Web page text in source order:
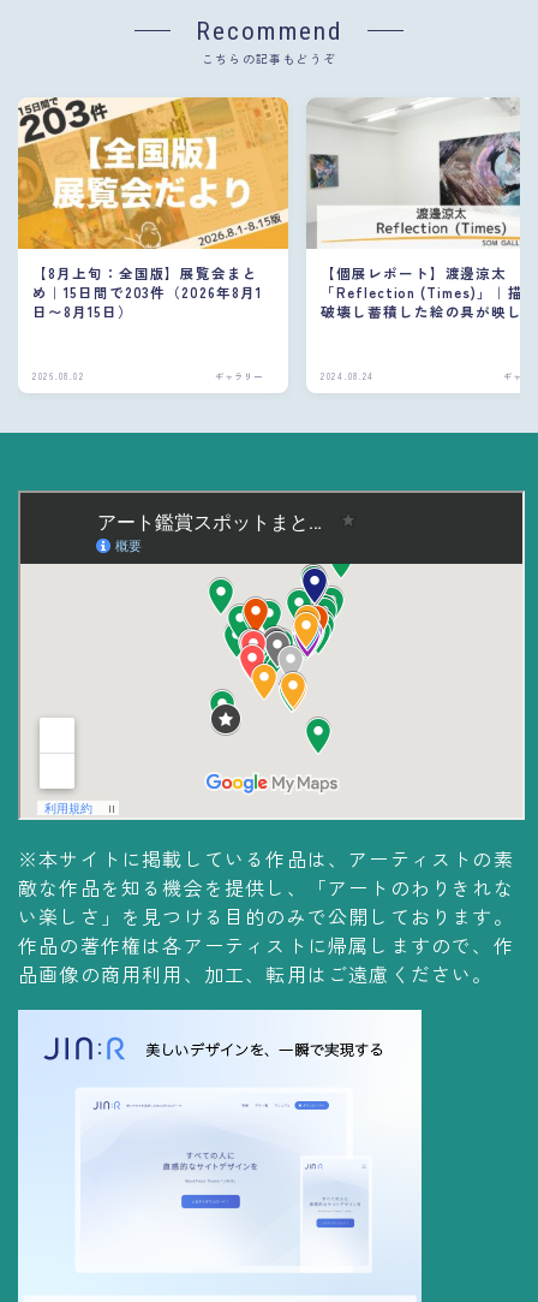
Recommend
こちらの記事もどうぞ
【8月上旬：全国版】展覧会まと
め｜15日間で203件（2026年8月1
日〜8月15日）
2026.08.02 ギャラリー
【個展レポート】渡邊涼太
「Reflection (Times)」｜描
破壊し蓄積した絵の具が映し
2024.08.24 ギャラ
※本サイトに掲載している作品は、アーティストの素
敵な作品を知る機会を提供し、「アートのわりきれな
い楽しさ」を見つける目的のみで公開しております。
作品の著作権は各アーティストに帰属しますので、作
品画像の商用利用、加工、転用はご遠慮ください。